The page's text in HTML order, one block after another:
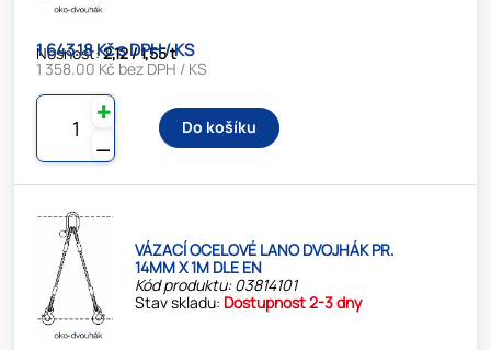
Nosnost:2,12 / 1,55 t
1 643.18 Kč s DPH / KS
1 358.00 Kč bez DPH / KS
⚊
✚
Do košíku
VÁZACÍ OCELOVÉ LANO DVOJHÁK PR.
14MM X 1M DLE EN
Kód produktu: 03814101
Stav skladu: Dostupnost 2-3 dny